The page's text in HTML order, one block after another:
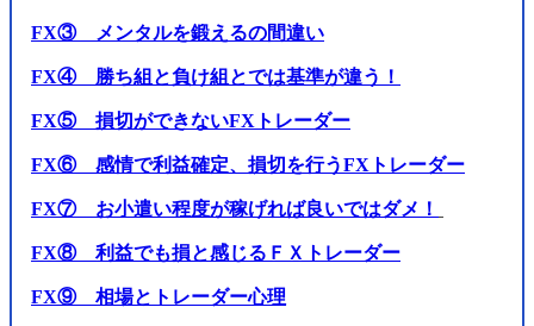
FX③ メンタルを鍛えるの間違い
FX④ 勝ち組と負け組とでは基準が違う！
FX⑤ 損切ができないFXトレーダー
FX⑥ 感情で利益確定、損切を行うFXトレーダー
FX⑦ お小遣い程度が稼げれば良いではダメ！
FX⑧ 利益でも損と感じるＦＸトレーダー
FX⑨ 相場とトレーダー心理